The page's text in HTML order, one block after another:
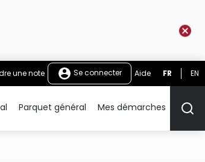
une note Se connecter Aide FR EN
Parquet général Mes démarches